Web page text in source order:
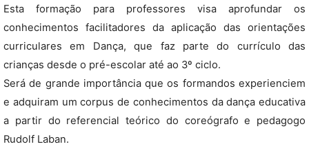
Esta formação para professores visa aprofundar os
conhecimentos facilitadores da aplicação das orientações
curriculares em Dança, que faz parte do currículo das
crianças desde o pré-escolar até ao 3º ciclo.
Será de grande importância que os formandos experienciem
e adquiram um corpus de conhecimentos da dança educativa
a partir do referencial teórico do coreógrafo e pedagogo
Rudolf Laban.